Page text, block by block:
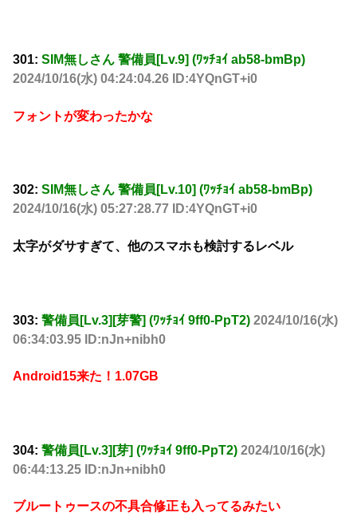
301: SIM無しさん 警備員[Lv.9] (ﾜｯﾁｮｲ ab58-bmBp)
2024/10/16(水) 04:24:04.26 ID:4YQnGT+i0
フォントが変わったかな
302: SIM無しさん 警備員[Lv.10] (ﾜｯﾁｮｲ ab58-bmBp)
2024/10/16(水) 05:27:28.77 ID:4YQnGT+i0
太字がダサすぎて、他のスマホも検討するレベル
303: 警備員[Lv.3][芽警] (ﾜｯﾁｮｲ 9ff0-PpT2) 2024/10/16(水)
06:34:03.95 ID:nJn+nibh0
Android15来た！1.07GB
304: 警備員[Lv.3][芽] (ﾜｯﾁｮｲ 9ff0-PpT2) 2024/10/16(水)
06:44:13.25 ID:nJn+nibh0
ブルートゥースの不具合修正も入ってるみたい